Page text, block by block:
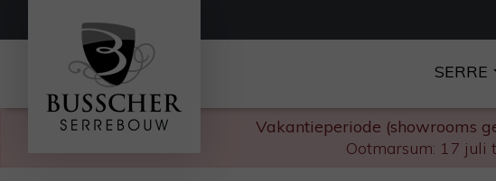
Vakantieperiode (showrooms
Ootmarsum: 17 juli
SERRE